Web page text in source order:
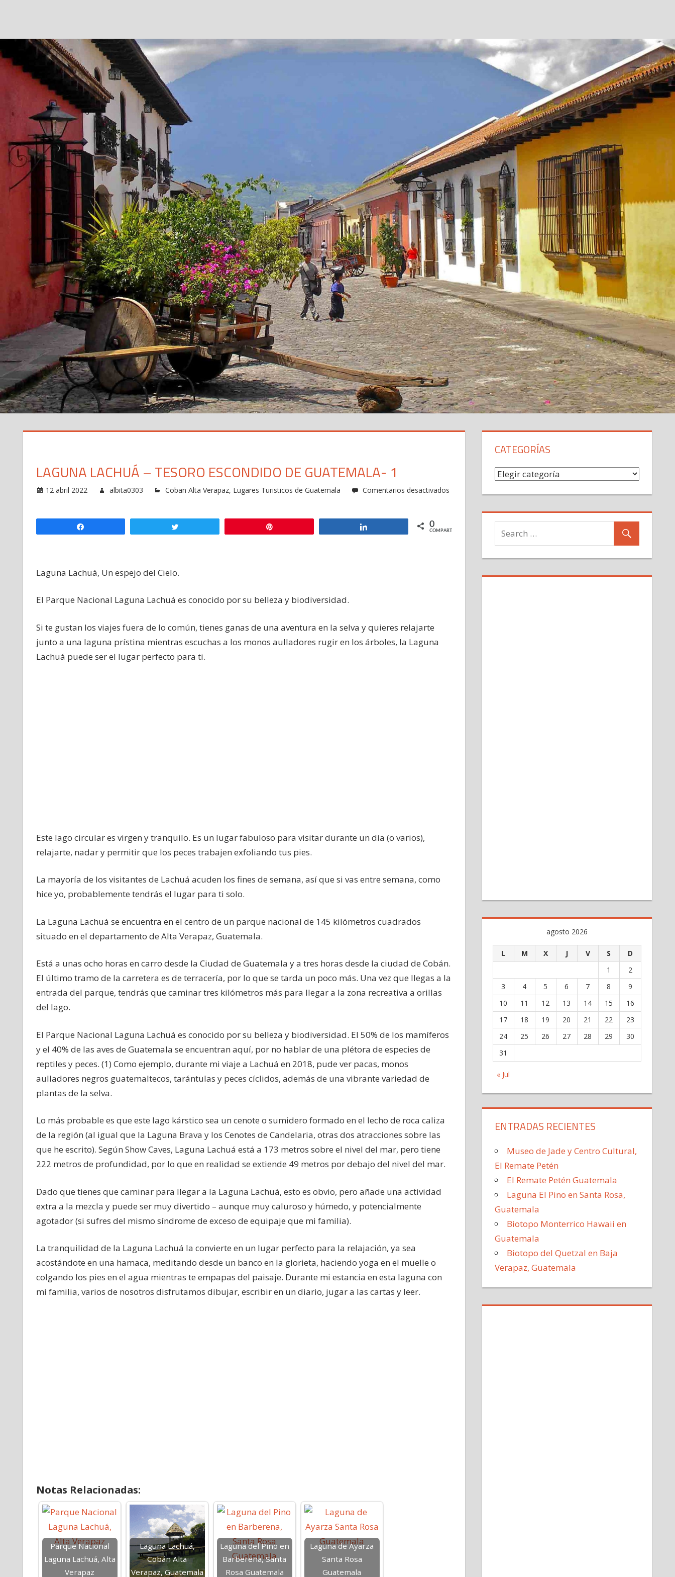
LAGUNA LACHUÁ – TESORO ESCONDIDO DE GUATEMALA- 1
12 abril 2022 albita0303 Coban Alta Verapaz, Lugares Turisticos de Guatemala
Comentarios desactivados
–
de
1
0
COMPARTIR
Laguna Lachuá, Un espejo del Cielo.
El Parque Nacional Laguna Lachuá es conocido por su belleza y biodiversidad.
Si te gustan los viajes fuera de lo común, tienes ganas de una aventura en la selva y quieres relajarte
junto a una laguna prístina mientras escuchas a los monos aulladores rugir en los árboles, la Laguna
Lachuá puede ser el lugar perfecto para ti.
Este lago circular es virgen y tranquilo. Es un lugar fabuloso para visitar durante un día (o varios),
relajarte, nadar y permitir que los peces trabajen exfoliando tus pies.
La mayoría de los visitantes de Lachuá acuden los fines de semana, así que si vas entre semana, como
hice yo, probablemente tendrás el lugar para ti solo.
La Laguna Lachuá se encuentra en el centro de un parque nacional de 145 kilómetros cuadrados
situado en el departamento de Alta Verapaz, Guatemala.
Está a unas ocho horas en carro desde la Ciudad de Guatemala y a tres horas desde la ciudad de Cobán.
El último tramo de la carretera es de terracería, por lo que se tarda un poco más. Una vez que llegas a la
entrada del parque, tendrás que caminar tres kilómetros más para llegar a la zona recreativa a orillas
del lago.
El Parque Nacional Laguna Lachuá es conocido por su belleza y biodiversidad. El 50% de los mamíferos
y el 40% de las aves de Guatemala se encuentran aquí, por no hablar de una plétora de especies de
reptiles y peces. (1) Como ejemplo, durante mi viaje a Lachuá en 2018, pude ver pacas, monos
aulladores negros guatemaltecos, tarántulas y peces cíclidos, además de una vibrante variedad de
plantas de la selva.
Lo más probable es que este lago kárstico sea un cenote o sumidero formado en el lecho de roca caliza
de la región (al igual que la Laguna Brava y los Cenotes de Candelaria, otras dos atracciones sobre las
que he escrito). Según Show Caves, Laguna Lachuá está a 173 metros sobre el nivel del mar, pero tiene
222 metros de profundidad, por lo que en realidad se extiende 49 metros por debajo del nivel del mar.
Dado que tienes que caminar para llegar a la Laguna Lachuá, esto es obvio, pero añade una actividad
extra a la mezcla y puede ser muy divertido – aunque muy caluroso y húmedo, y potencialmente
agotador (si sufres del mismo síndrome de exceso de equipaje que mi familia).
La tranquilidad de la Laguna Lachuá la convierte en un lugar perfecto para la relajación, ya sea
acostándote en una hamaca, meditando desde un banco en la glorieta, haciendo yoga en el muelle o
colgando los pies en el agua mientras te empapas del paisaje. Durante mi estancia en esta laguna con
mi familia, varios de nosotros disfrutamos dibujar, escribir en un diario, jugar a las cartas y leer.
Notas Relacionadas:
Parque Nacional
Laguna Lachuá, Alta
Verapaz
Laguna Lachuá,
Cobán Alta
Verapaz, Guatemala
Laguna del Pino en
Barberena, Santa
Rosa Guatemala
Laguna de Ayarza
Santa Rosa
Guatemala
CATEGORÍAS
Categorías
agosto 2026
L M X J V S D
« Jul
1
2
3
4 5 6 7 8
9
10
11 12 13 14 15
16
17
18 19 20 21 22
23
24
25 26 27 28 29
30
31
ENTRADAS RECIENTES
Museo de Jade y Centro Cultural,
El Remate Petén
El Remate Petén Guatemala
Laguna El Pino en Santa Rosa,
Guatemala
Biotopo Monterrico Hawaii en
Guatemala
Biotopo del Quetzal en Baja
Verapaz, Guatemala